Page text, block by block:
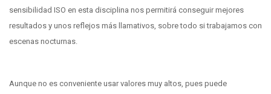
sensibilidad ISO en esta disciplina nos permitirá conseguir mejores
resultados y unos reflejos más llamativos, sobre todo si trabajamos con
escenas nocturnas.
Aunque no es conveniente usar valores muy altos, pues puede